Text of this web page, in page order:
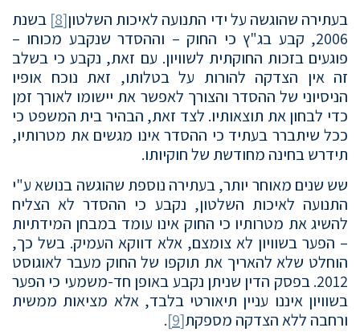
בעתירה שהוגשה על ידי התנועה לאיכות השלטון[8]
בשנת
2006, קבע בג"ץ כי החוק – וההסדר שנקבע מכוחו –
פוגעים בזכות החוקתית לשוויון. עם זאת, נקבע כי בשלב
זה אין הצדקה להורות על בטלותו, זאת נוכח אופיו
הניסיוני של ההסדר והצורך לאפשר את יישומו לאורך זמן
כדי לבחון את תוצאותיו. לצד זאת, הבהיר בית המשפט כי
ככל שיתברר בעתיד כי ההסדר אינו מגשים את מטרותיו,
תידרש בחינה מחודשת של חוקיותו.
שש שנים מאוחר יותר, בעתירה נוספת שהוגשה בנושא ע"י
התנועה לאיכות השלטון, נקבע כי ההסדר לא הצליח
להשיג את מטרותיו כי החוק אינו עומד במבחן המידתיות
– הפער בשוויון לא צומצם, אלא דווקא העמיק. בשל כך,
הוחלט שלא להאריך את תוקפו של החוק מעבר לאוגוסט
2012. בפסק הדין שניתן נקבע באופן חד-משמעי כי הפער
בשוויון איננו עניין תיאורטי בלבד, אלא מציאות ממשית
ורחבה ללא הצדקה מספקת[9]
.